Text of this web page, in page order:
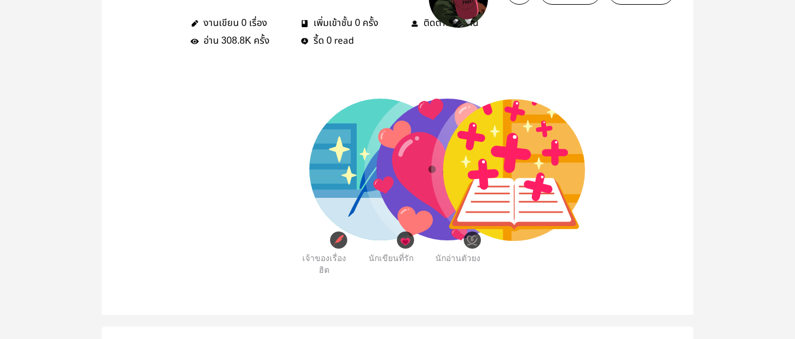
งานเขียน 0 เรื่อง เพิ่มเข้าชั้น 0 ครั้ง ติดตาม15คน
อ่าน 308.8K ครั้ง รี้ด 0 read
เจ้าของเรื่อง
ฮิต
นักเขียนที่รัก นักอ่านตัวยง